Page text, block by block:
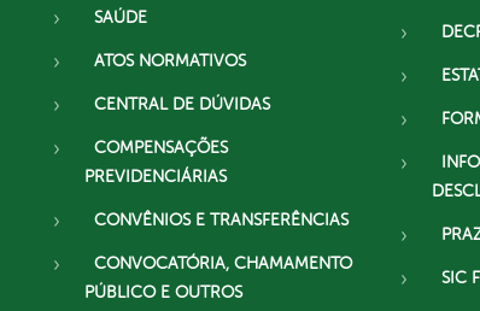
SAÚDE
ATOS NORMATIVOS
CENTRAL DE DÚVIDAS
COMPENSAÇÕES
PREVIDENCIÁRIAS
CONVÊNIOS E TRANSFERÊNCIAS
CONVOCATÓRIA, CHAMAMENTO
PÚBLICO E OUTROS
SIC